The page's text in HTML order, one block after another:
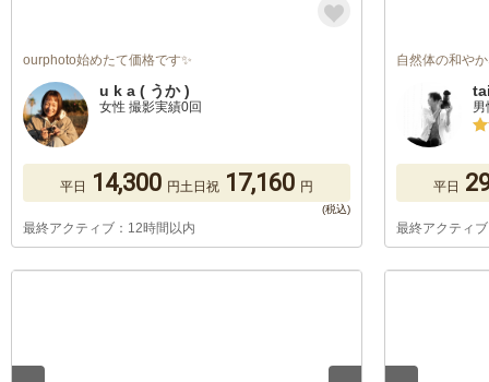
ourphoto始めたて価格です✨
u k a ( うか )
女性 撮影実績0回
平日 14,300 円土日祝 17,160 円
最終アクティブ：12時間以内
自然体の和や
平日
最終アクティ